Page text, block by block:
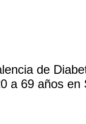
de
a 69 años